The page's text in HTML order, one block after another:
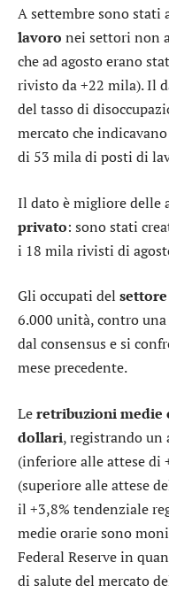
A settembre sono stati
lavoro nei settori non
che ad agosto erano
rivisto da +22 mila). Il
del tasso di
mercato che
di 53 mila di posti di
Il dato è migliore delle
privato: sono stati
i 18 mila rivisti di
Gli occupati del settore
6.000 unità, contro
dal consensus e si
mese precedente.
Leretribuzionimedie
dollari, registrando un
(inferiore alle attese di
(superiore alle attese
il +3,8% tendenziale
medie orarie sono
Federal Reserve in
di salute del mercato